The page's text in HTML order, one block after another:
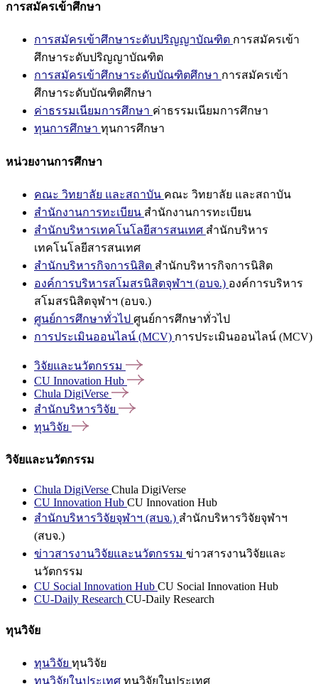
การสมัครเข้าศึกษา
การสมัครเข้าศึกษาระดับปริญญาบัณฑิต การสมัครเข้า
ศึกษาระดับปริญญาบัณฑิต
การสมัครเข้าศึกษาระดับบัณฑิตศึกษา การสมัครเข้า
ศึกษาระดับบัณฑิตศึกษา
ค่าธรรมเนียมการศึกษา ค่าธรรมเนียมการศึกษา
ทุนการศึกษา ทุนการศึกษา
หน่วยงานการศึกษา
คณะ วิทยาลัย และสถาบัน คณะ วิทยาลัย และสถาบัน
สำนักงานการทะเบียน สำนักงานการทะเบียน
สำนักบริหารเทคโนโลยีสารสนเทศ สำนักบริหาร
เทคโนโลยีสารสนเทศ
สำนักบริหารกิจการนิสิต สำนักบริหารกิจการนิสิต
องค์การบริหารสโมสรนิสิตจุฬาฯ (อบจ.) องค์การบริหาร
สโมสรนิสิตจุฬาฯ (อบจ.)
ศูนย์การศึกษาทั่วไป ศูนย์การศึกษาทั่วไป
การประเมินออนไลน์ (MCV) การประเมินออนไลน์ (MCV)
วิจัยและนวัตกรรม
CU Innovation Hub
Chula DigiVerse
สำนักบริหารวิจัย
ทุนวิจัย
วิจัยและนวัตกรรม
Chula DigiVerse Chula DigiVerse
CU Innovation Hub CU Innovation Hub
สำนักบริหารวิจัยจุฬาฯ (สบจ.) สำนักบริหารวิจัยจุฬาฯ
(สบจ.)
ข่าวสารงานวิจัยและนวัตกรรม ข่าวสารงานวิจัยและ
นวัตกรรม
CU Social Innovation Hub CU Social Innovation Hub
CU-Daily Research CU-Daily Research
ทุนวิจัย
ทุนวิจัย ทุนวิจัย
ทุนวิจัยในประเทศ ทุนวิจัยในประเทศ